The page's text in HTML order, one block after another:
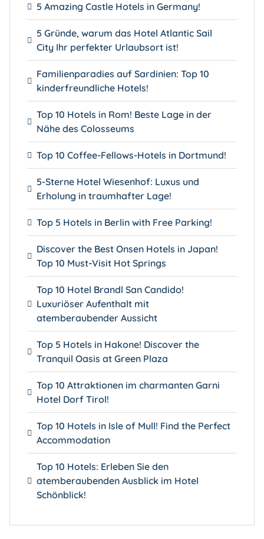
5 Amazing Castle Hotels in Germany!
5 Gründe, warum das Hotel Atlantic Sail
City Ihr perfekter Urlaubsort ist!
Familienparadies auf Sardinien: Top 10
kinderfreundliche Hotels!
Top 10 Hotels in Rom! Beste Lage in der
Nähe des Colosseums
Top 10 Coffee-Fellows-Hotels in Dortmund!
5-Sterne Hotel Wiesenhof: Luxus und
Erholung in traumhafter Lage!
Top 5 Hotels in Berlin with Free Parking!
Discover the Best Onsen Hotels in Japan!
Top 10 Must-Visit Hot Springs
Top 10 Hotel Brandl San Candido!
Luxuriöser Aufenthalt mit
atemberaubender Aussicht
Top 5 Hotels in Hakone! Discover the
Tranquil Oasis at Green Plaza
Top 10 Attraktionen im charmanten Garni
Hotel Dorf Tirol!
Top 10 Hotels in Isle of Mull! Find the Perfect
Accommodation
Top 10 Hotels: Erleben Sie den
atemberaubenden Ausblick im Hotel
Schönblick!